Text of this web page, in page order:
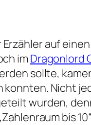
auf
im Dragonlord
sollte,
Nicht
wurden,
bis